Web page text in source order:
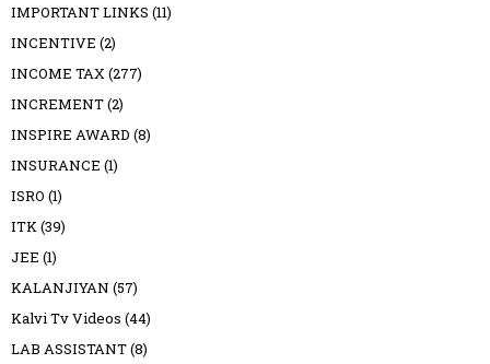
IMPORTANT LINKS (11)
INCENTIVE (2)
INCOME TAX(277)
INCREMENT(2)
INSPIRE AWARD (8)
INSURANCE (1)
ISRO (1)
ITK(39)
JEE (1)
KALANJIYAN (57)
Kalvi Tv Videos (44)
LAB ASSISTANT(8)